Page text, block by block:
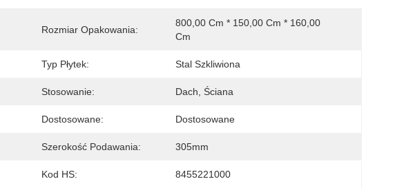
Rozmiar Opakowania:
800,00 Cm * 150,00 Cm * 160,00
Cm
Typ Płytek: Stal Szkliwiona
Stosowanie: Dach, Ściana
Dostosowane: Dostosowane
Szerokość Podawania: 305mm
Kod HS: 8455221000